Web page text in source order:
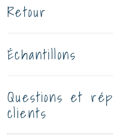
Retour
Échantillons
Questions et
clients